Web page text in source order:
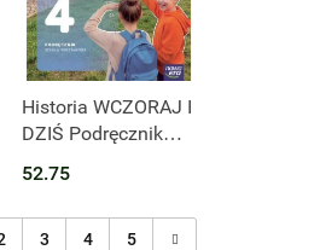
Historia WCZORAJ I
DZIŚ Podręcznik
podstawowa
EDYCJA 2026
52.75
3 4 5